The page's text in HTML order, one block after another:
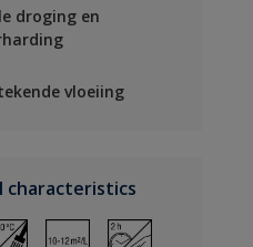
droging en
vloeiing
characteristics